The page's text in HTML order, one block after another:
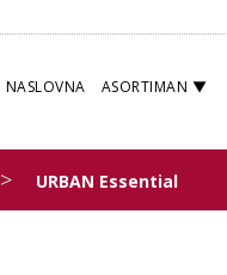
NASLOVNA ASORTIMAN
> URBAN Essential